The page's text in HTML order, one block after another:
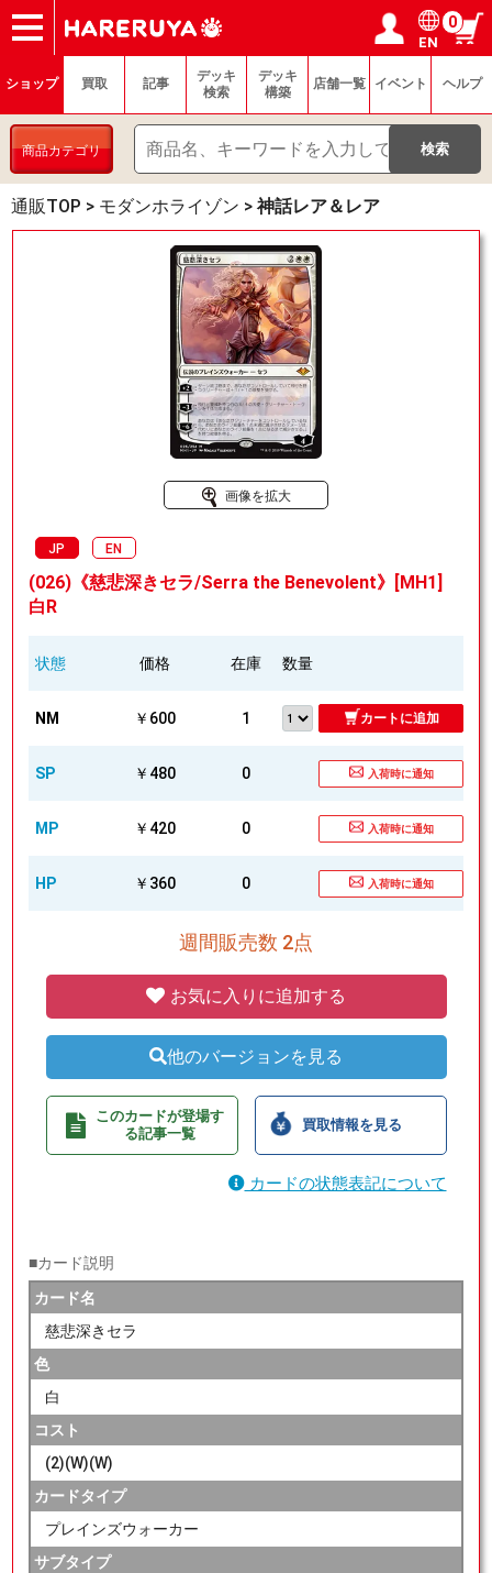
ショップ
買取
記事
デッキ検索
デッキ構築
選手一覧
店舗一覧
イベント
ヘルプ
お問い合わせ ログイン／会員登録
マイページ
EN
0
ショップ 買取 記事
デッキ
検索
デッキ
構築
店舗一覧 イベント ヘルプ
商品カテゴリ
通販TOP > モダンホライゾン > 神話レア＆レア
画像を拡大
JP EN
(026)《慈悲深きセラ/Serra the Benevolent》[MH1]
白R
状態 価格 在庫 数量
NM ￥600 1 カートに追加
SP ￥480 0 入荷時に通知
MP ￥420 0 入荷時に通知
HP ￥360 0 入荷時に通知
週間販売数 2点
お気に入りに追加する
他のバージョンを見る
このカードが登場す
る記事一覧
買取情報を見る
カードの状態表記について
■カード説明
カード名
慈悲深きセラ
色
白
コスト
(2)(W)(W)
カードタイプ
プレインズウォーカー
サブタイプ